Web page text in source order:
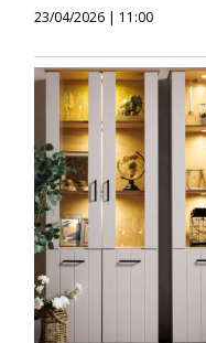
23/04/2026 | 11:00